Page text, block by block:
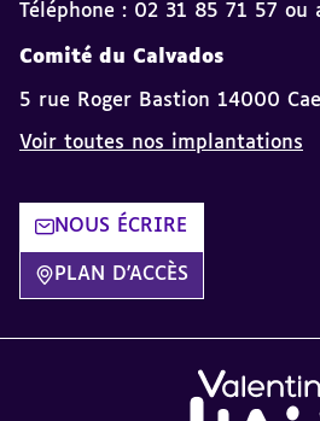
Téléphone : 02 31 85 71 57
Comité du Calvados
5 rue Roger Bastion 14000
Voir toutes nos implantations
NOUS ÉCRIRE
PLAN D'ACCÈS